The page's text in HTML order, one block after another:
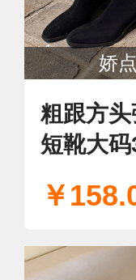
娇
粗跟方
短靴大
￥